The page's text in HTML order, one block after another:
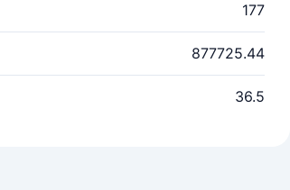
177
877725.44
36.5